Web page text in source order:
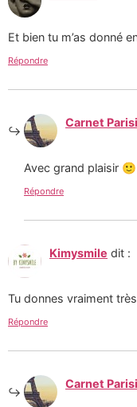
Et bien tu m’as donné
Répondre
Carnet
Avec grand plaisir 🙂
Répondre
Kimysmile dit :
Tu donnes vraiment
Répondre
Carnet